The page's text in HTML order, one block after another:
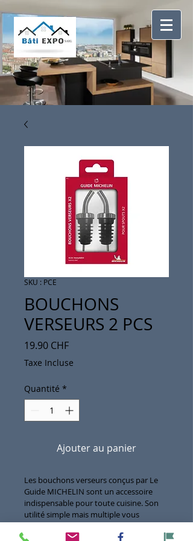
SKU : PCE
BOUCHONS
VERSEURS 2 PCS
19.90 CHFPrix
Taxe Incluse
Quantité *
Ajouter au panier
Les bouchons verseurs conçus par Le
Guide MICHELIN sont un accessoire
indispensable pour toute cuisine. Son
utilité simple mais multiple vous
permet de réguler le versement de
sirop, d'huile ou de vinaigre sans avoir à